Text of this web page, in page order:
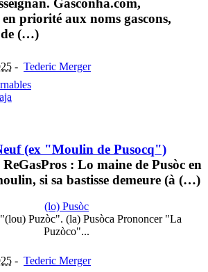
Gasconha.com,
priorité aux noms gascons,
de (…)
- Tederic Merger
(ex "Moulin de Pusocq")
ReGasPros : Lo maine de Pusòc en
si sa bastisse demeure (à (…)
(lo) Pusòc
Puzòc". (la) Pusòca Prononcer "La
Puzòco"...
- Tederic Merger